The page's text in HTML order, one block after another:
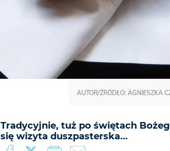
Tradycyjnie, tuż po świętach
się wizyta duszpasterska...
AUTOR/ŹRÓDŁO: AGNIESZKA